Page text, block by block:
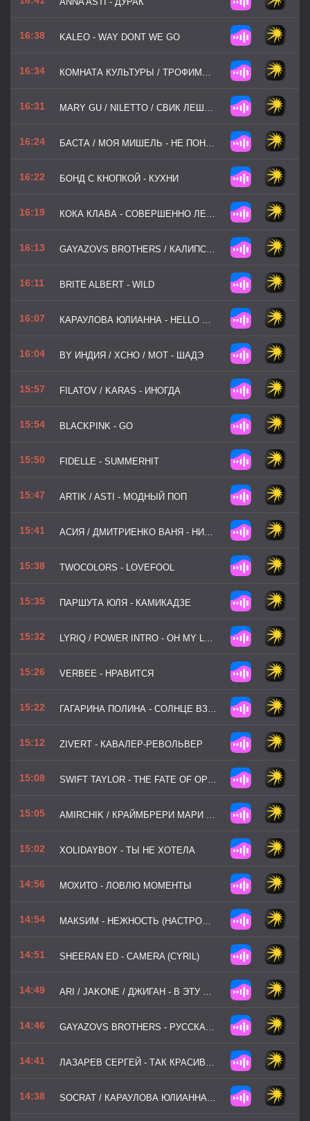
16:38 KALEO - WAY DONT WE GO
16:34 КОМНАТА КУЛЬТУРЫ / ТРОФИМОВ ЖЕНЯ - ВСЕ ОНИ О ТЕБЕ
16:31 MARY GU / NILETTO / СВИК ЛЕША - АРИТМИЯ
16:24 БАСТА / МОЯ МИШЕЛЬ - НЕ ПОНЯЛА
16:22 БОНД С КНОПКОЙ - КУХНИ
16:19 КОКА КЛАВА - СОВЕРШЕННО ЛЕТНИЕ
16:13 GAYAZOVS BROTHERS / КАЛИПСО - ТЯЖЕЛЫЙ ЛЮКС
16:11 BRITE ALBERT - WILD
16:07 КАРАУЛОВА ЮЛИАННА - HELLO GOODBYE
16:04 BY ИНДИЯ / XCHO / МОТ - ШАДЭ
15:57 FILATOV / KARAS - ИНОГДА
15:54 BLACKPINK - GO
15:50 FIDELLE - SUMMERHIT
15:47 ARTIK / ASTI - МОДНЫЙ ПОП
15:41 АСИЯ / ДМИТРИЕНКО ВАНЯ - НИЧЕГО НЕ БОЙСЯ, Я С ТОБОЙ
15:38 TWOCOLORS - LOVEFOOL
15:35 ПАРШУТА ЮЛЯ - КАМИКАДЗЕ
15:32 LYRIQ / POWER INTRO - OH MY LOVE
15:26 VERBEE - НРАВИТСЯ
15:22 ГАГАРИНА ПОЛИНА - СОЛНЦЕ ВЗОЙДЁТ
15:12 ZIVERT - КАВАЛЕР-РЕВОЛЬВЕР
15:08 SWIFT TAYLOR - THE FATE OF OPHELIA
15:05 AMIRCHIK / КРАЙМБРЕРИ МАРИ - НЕ ДОМОЙ
15:02 XOLIDAYBOY - ТЫ НЕ ХОТЕЛА
14:56 МОХИТО - ЛОВЛЮ МОМЕНТЫ
14:54 МАКSИМ - НЕЖНОСТЬ (НАСТРОЕНИЕ 2025)
14:51 SHEERAN ED - CAMERA (CYRIL)
14:49 ARI / JAKONE / ДЖИГАН - В ЭТУ НОЧЬ
14:46 GAYAZOVS BROTHERS - РУССКАЯ РУЛЕТКА
14:41 ЛАЗАРЕВ СЕРГЕЙ - ТАК КРАСИВО (ROCK / RAVE)
14:38 SOCRAT / КАРАУЛОВА ЮЛИАННА - ГАЗИРОВКА